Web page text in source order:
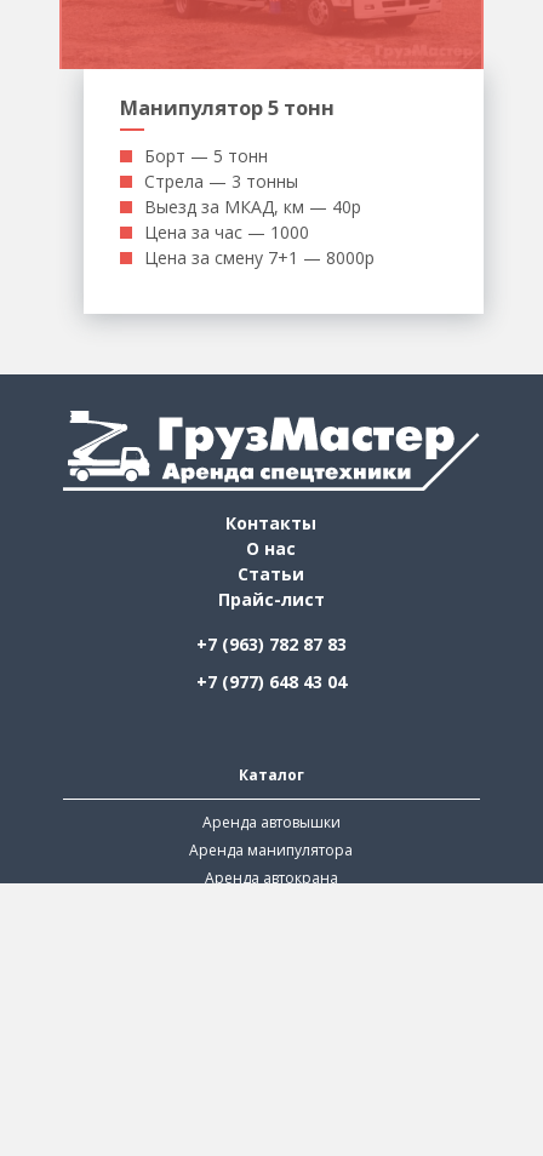
Манипулятор 5 тонн
Борт — 5 тонн
Стрела — 3 тонны
Выезд за МКАД, км — 40р
Цена за час — 1000
Цена за смену 7+1 — 8000р
Контакты
О нас
Статьи
Прайс-лист
+7 (963) 782 87 83
+7 (977) 648 43 04
Каталог
Аренда автовышки
Аренда манипулятора
Аренда автокрана